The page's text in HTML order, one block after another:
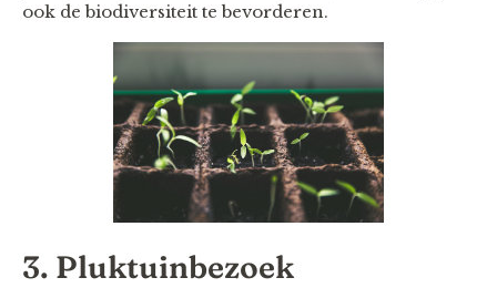
ook de biodiversiteit te bevorderen.
3. Pluktuinbezoek